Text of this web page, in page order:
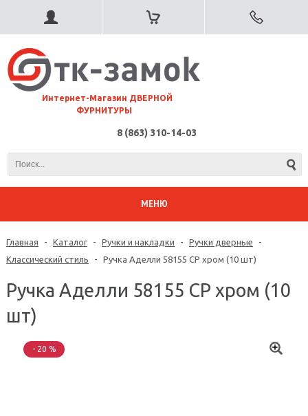
⠀Интернет-Магазин ДВЕРНОЙ
ФУРНИТУРЫ
8 (863) 310-14-03
МЕНЮ
Главная - Каталог - Ручки и накладки - Ручки дверные
-
Классический стиль
- Ручка Аделли 58155 CP хром (10 шт)
Ручка Аделли 58155 CP хром (10
шт)
- 20 %